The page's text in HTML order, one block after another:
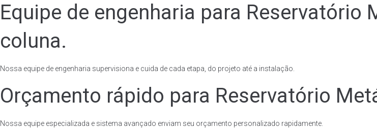
Equipe de engenharia para Reservatório
coluna.
Nossa equipe de engenharia supervisiona e cuida de cada etapa, do projeto até a instalação.
Orçamento rápido para Reservatório
Nossa equipe especializada e sistema avançado enviam seu orçamento personalizado rapidamente.